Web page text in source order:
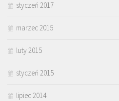
styczeń 2017
marzec 2015
luty 2015
styczeń 2015
lipiec 2014